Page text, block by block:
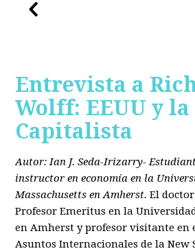
Entrevista a
Wolff: EEUU y
Capitalista
Autor: Ian J. Seda-Irizarry-
instructor en economía en la
Massachusetts en Amherst. El
Profesor Emeritus en la
en Amherst y profesor visitante en
Asuntos Internacionales de la New